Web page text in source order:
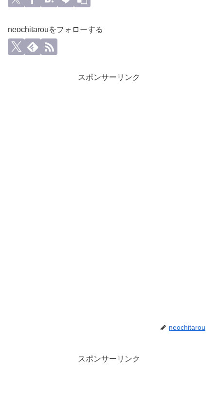
neochitarouをフォローする
スポンサーリンク
neochitarou
スポンサーリンク